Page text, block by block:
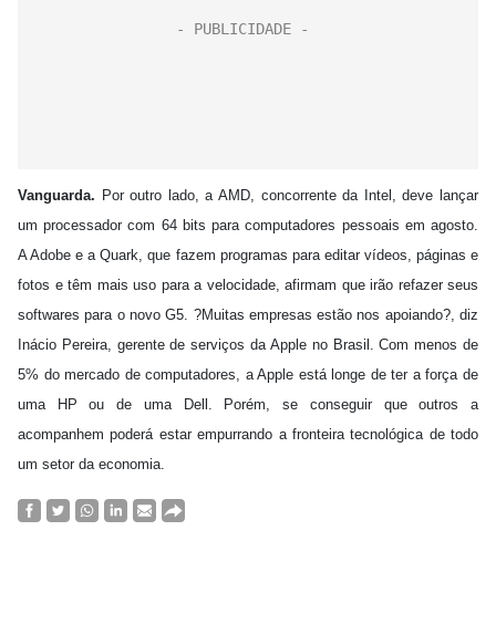
Vanguarda. Por outro lado, a AMD, concorrente da Intel, deve lançar
um processador com 64 bits para computadores pessoais em agosto.
A Adobe e a Quark, que fazem programas para editar vídeos, páginas e
fotos e têm mais uso para a velocidade, afirmam que irão refazer seus
softwares para o novo G5. ?Muitas empresas estão nos apoiando?, diz
Inácio Pereira, gerente de serviços da Apple no Brasil. Com menos de
5% do mercado de computadores, a Apple está longe de ter a força de
uma HP ou de uma Dell. Porém, se conseguir que outros a
acompanhem poderá estar empurrando a fronteira tecnológica de todo
um setor da economia.